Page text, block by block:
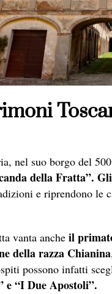
nel suo borgo del
della Fratta”.
e riprendono le
vanta anche il
della razza Chianina
possono infatti
e “I Due Apostoli”.